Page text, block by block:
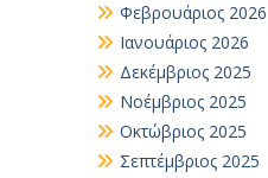
Φεβρουάριος 2026
Ιανουάριος 2026
Δεκέμβριος 2025
Νοέμβριος 2025
Οκτώβριος 2025
Σεπτέμβριος 2025